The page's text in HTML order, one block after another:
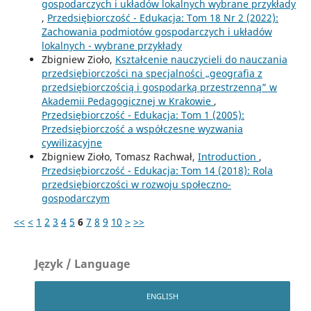
gospodarczych i układów lokalnych wybrane przykłady
, Przedsiębiorczość - Edukacja: Tom 18 Nr 2 (2022):
Zachowania podmiotów gospodarczych i układów
lokalnych - wybrane przykłady
Zbigniew Zioło, Kształcenie nauczycieli do nauczania
przedsiębiorczości na specjalności „geografia z
przedsiębiorczością i gospodarką przestrzenną” w
Akademii Pedagogicznej w Krakowie ,
Przedsiębiorczość - Edukacja: Tom 1 (2005):
Przedsiębiorczość a współczesne wyzwania
cywilizacyjne
Zbigniew Zioło, Tomasz Rachwał, Introduction ,
Przedsiębiorczość - Edukacja: Tom 14 (2018): Rola
przedsiębiorczości w rozwoju społeczno-
gospodarczym
<< < 1 2 3 4 5 6 7 8 9 10 > >>
Język / Language
ENGLISH